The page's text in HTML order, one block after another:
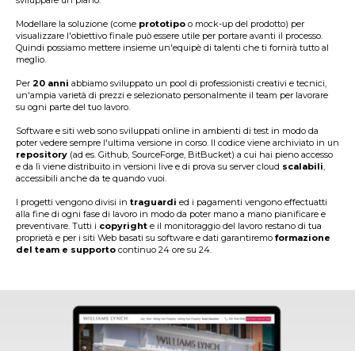
Modellare la soluzione (come prototipo o mock-up del prodotto) per
visualizzare l'obiettivo finale può essere utile per portare avanti il processo.
Quindi possiamo mettere insieme un'equipè di talenti che ti fornirà tutto al
meglio.
Per 20 anni abbiamo sviluppato un pool di professionisti creativi e tecnici,
un'ampia varietà di prezzi e selezionato personalmente il team per lavorare
su ogni parte del tuo lavoro.
Software e siti web sono sviluppati online in ambienti di test in modo da
poter vedere sempre l'ultima versione in corso. Il codice viene archiviato in un
repository (ad es. Github, SourceForge, BitBucket) a cui hai pieno accesso
e da lì viene distribuito in versioni live e di prova su server cloud scalabili,
accessibili anche da te quando vuoi.
I progetti vengono divisi in traguardi ed i pagamenti vengono effectuatti
alla fine di ogni fase di lavoro in modo da poter mano a mano pianificare e
preventivare. Tutti i copyright e il monitoraggio del lavoro restano di tua
proprietà e per i siti Web basati su software e dati garantiremo formazione
del team e supporto continuo 24 ore su 24.